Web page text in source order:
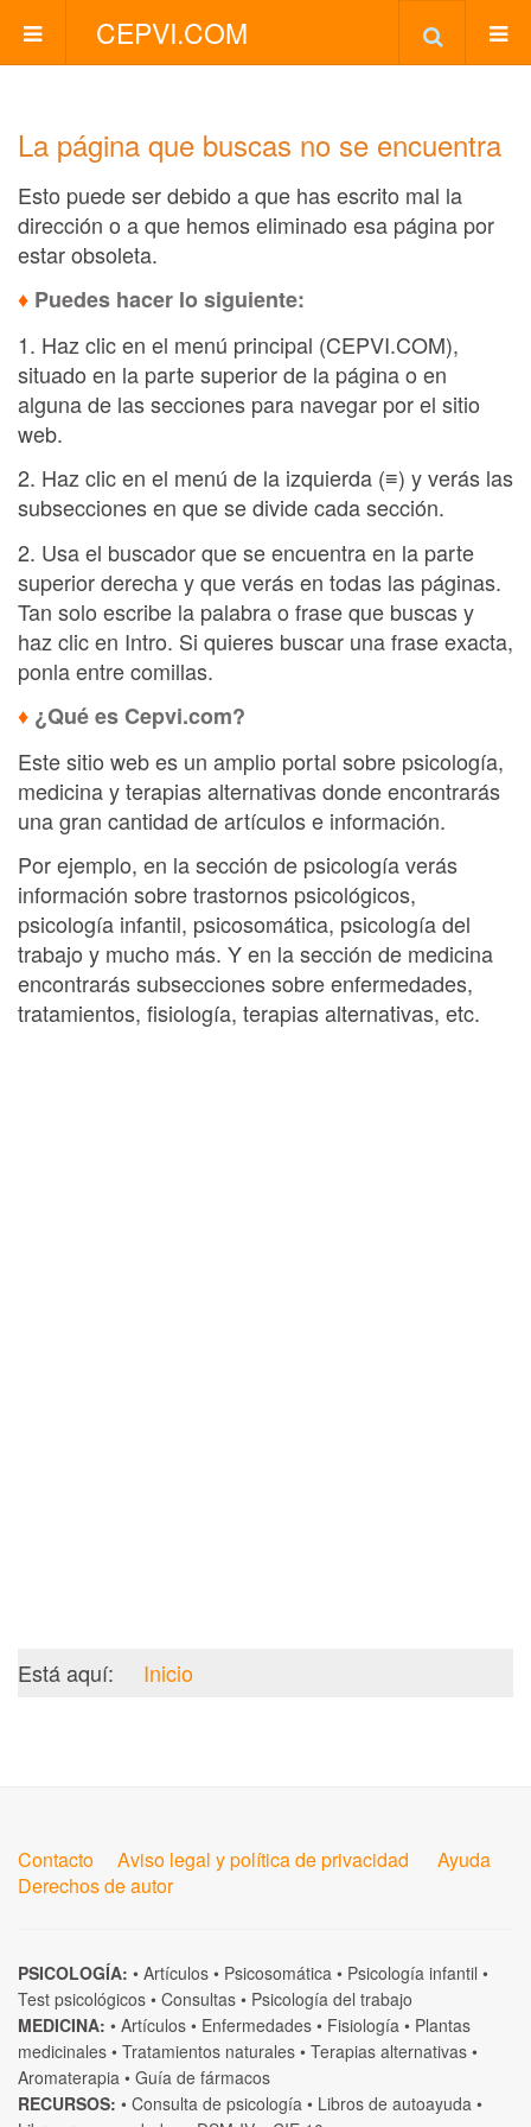
CEPVI.COM
La página que buscas no se encuentra
Esto puede ser debido a que has escrito mal la
dirección o a que hemos eliminado esa página por
estar obsoleta.
♦ Puedes hacer lo siguiente:
1. Haz clic en el menú principal (CEPVI.COM),
situado en la parte superior de la página o en
alguna de las secciones para navegar por el sitio
web.
2. Haz clic en el menú de la izquierda (≡) y verás las
subsecciones en que se divide cada sección.
2. Usa el buscador que se encuentra en la parte
superior derecha y que verás en todas las páginas.
Tan solo escribe la palabra o frase que buscas y
haz clic en Intro. Si quieres buscar una frase exacta,
ponla entre comillas.
♦ ¿Qué es Cepvi.com?
Este sitio web es un amplio portal sobre psicología,
medicina y terapias alternativas donde encontrarás
una gran cantidad de artículos e información.
Por ejemplo, en la sección de psicología verás
información sobre trastornos psicológicos,
psicología infantil, psicosomática, psicología del
trabajo y mucho más. Y en la sección de medicina
encontrarás subsecciones sobre enfermedades,
tratamientos, fisiología, terapias alternativas, etc.
Está aquí: Inicio
Contacto Aviso legal y política de privacidad
Ayuda
Derechos de autor
PSICOLOGÍA: • Artículos • Psicosomática • Psicología infantil •
Test psicológicos • Consultas • Psicología del trabajo
MEDICINA: • Artículos • Enfermedades • Fisiología • Plantas
medicinales • Tratamientos naturales • Terapias alternativas •
Aromaterapia • Guía de fármacos
RECURSOS: • Consulta de psicología • Libros de autoayuda •